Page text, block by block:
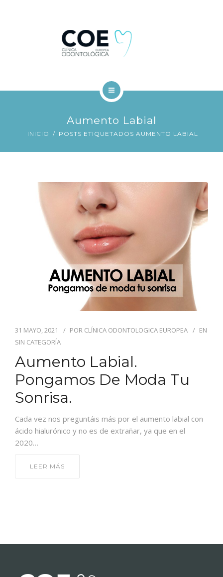
FINANCIACIÓN
TRATAMIENTOS DENTALES
CONTACTO
Aumento Labial
INICIO POSTS ETIQUETADOS AUMENTO LABIAL
31 MAYO, 2021 POR CLÍNICA ODONTOLOGICA EUROPEA
EN
SIN CATEGORÍA
Aumento Labial.
Pongamos De Moda Tu
Sonrisa.
Cada vez nos preguntáis más por el aumento labial con
ácido hialurónico y no es de extrañar, ya que en el
2020…
LEER MÁS